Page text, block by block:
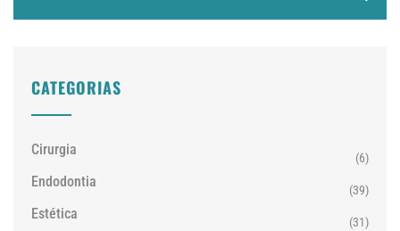
CATEGORIAS
Cirurgia (6)
Endodontia (39)
Estética (31)